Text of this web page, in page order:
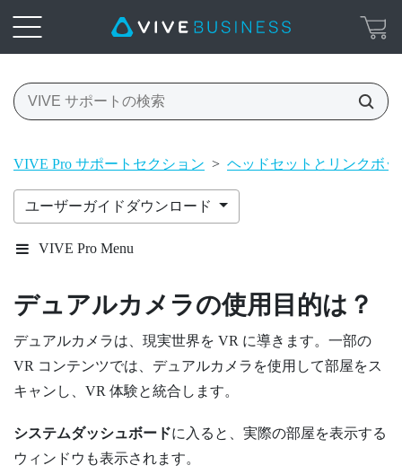
VIVE Pro サポートセクション > ヘッドセットとリンクボ
ユーザーガイドダウンロード
VIVE Pro Menu
デュアルカメラの使用目的は？
デュアルカメラは、現実世界を VR に導きます。一部の
VR コンテンツでは、デュアルカメラを使用して部屋をス
キャンし、VR 体験と統合します。
システムダッシュボードに入ると、実際の部屋を表示する
ウィンドウも表示されます。